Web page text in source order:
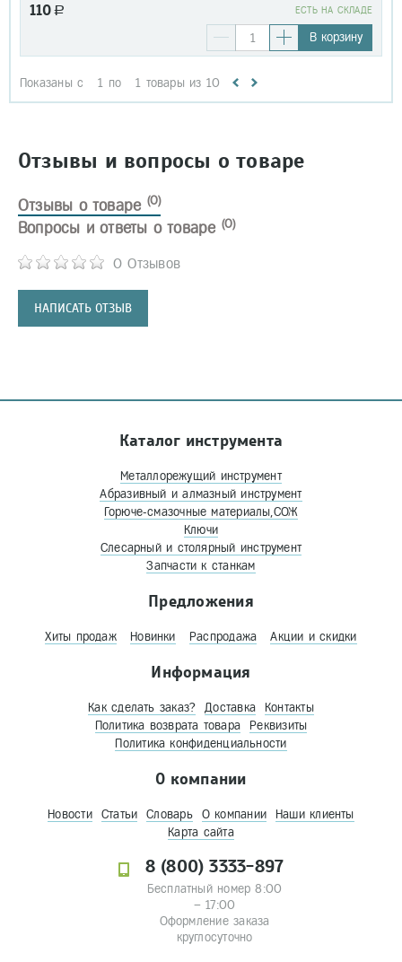
110 a EСТЬ НА СКЛАДЕ
В корзину
Показаны с 1 по 1 товары из 10
Отзывы и вопросы о товаре
Отзывы о товаре (0)
0 Отзывов
НАПИСАТЬ ОТЗЫВ
Вопросы и ответы о товаре (0)
Каталог инструмента
Металлорежущий инструмент
Абразивный и алмазный инструмент
Горюче-смазочные материалы,СОЖ
Ключи
Слесарный и столярный инструмент
Запчасти к станкам
Предложения
Хиты продаж Новинки Распродажа Акции и скидки
Информация
Как сделать заказ? Доставка
Контакты
Политика возврата товара
Реквизиты
Политика конфиденциальности
О компании
Новости Статьи Словарь О компании
Наши клиенты
Карта сайта
8 (800) 3333-897
Бесплатный номер 8:00
– 17:00
Оформление заказа
круглосуточно